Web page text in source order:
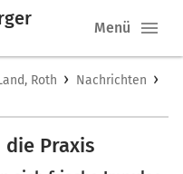
Menü
Roth › Nachrichten ›
Praxis